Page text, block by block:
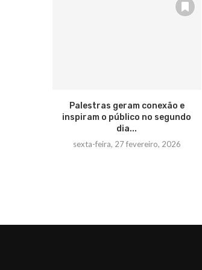
Palestras geram conexão e
inspiram o público no segundo
dia...
sexta-feira, 27 fevereiro, 2026